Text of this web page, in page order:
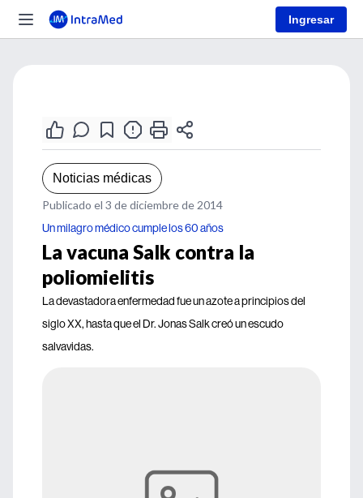
Ingresar
Noticias médicas
Publicado el 3 de diciembre de 2014
Un milagro médico cumple los 60 años
La vacuna Salk contra la
poliomielitis
La devastadora enfermedad fue un azote a principios del
siglo XX, hasta que el Dr. Jonas Salk creó un escudo
salvavidas.